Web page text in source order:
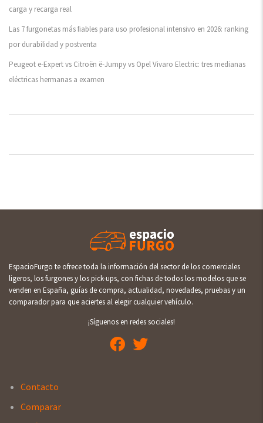
carga y recarga real
Las 7 furgonetas más fiables para uso profesional intensivo en 2026: ranking
por durabilidad y postventa
Peugeot e-Expert vs Citroën ë-Jumpy vs Opel Vivaro Electric: tres medianas
eléctricas hermanas a examen
EspacioFurgo te ofrece toda la información del sector de los comerciales
ligeros, los furgones y los pick-ups, con fichas de todos los modelos que se
venden en España, guías de compra, actualidad, novedades, pruebas y un
comparador para que aciertes al elegir cualquier vehículo.
¡Síguenos en redes sociales!
Contacto
Comparar